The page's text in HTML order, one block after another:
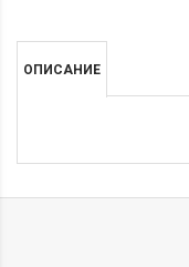
ОПИСАНИЕ